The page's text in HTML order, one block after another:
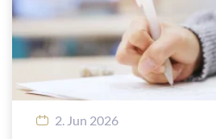
2. Jun 2026